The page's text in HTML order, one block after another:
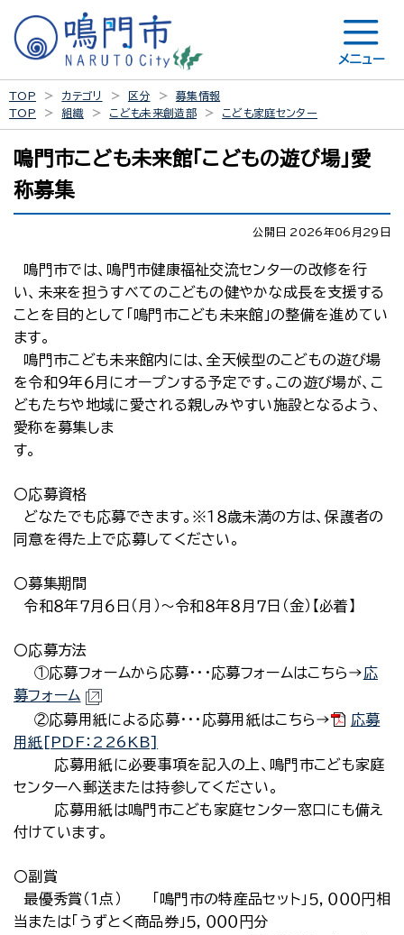
メニュー
TOP カテゴリ 区分
募集情報
TOP
組織 こども未来創造部 こども家庭センター
鳴門市こども未来館「こどもの遊び場」愛
称募集
公開日 2026年06月29日
鳴門市では、鳴門市健康福祉交流センターの改修を行
い、未来を担うすべてのこどもの健やかな成長を支援する
ことを目的として「鳴門市こども未来館」の整備を進めてい
ます。
鳴門市こども未来館内には、全天候型のこどもの遊び場
を令和９年６月にオープンする予定です。この遊び場が、こ
どもたちや地域に愛される親しみやすい施設となるよう、
愛称を募集しま
す。
〇応募資格
どなたでも応募できます。※１８歳未満の方は、保護者の
同意を得た上で応募してください。
〇募集期間
令和８年７月６日（月）～令和８年８月７日（金）【必着】
〇応募方法
①応募フォームから応募・・・応募フォームはこちら→応
募フォーム
②応募用紙による応募・・・応募用紙はこちら→
応募
用紙[PDF：226KB]
応募用紙に必要事項を記入の上、鳴門市こども家庭
センターへ郵送または持参してください。
応募用紙は鳴門市こども家庭センター窓口にも備え
付けています。
〇副賞
最優秀賞（１点） 「鳴門市の特産品セット」５，０００円相
当または「うずとく商品券」５，０００円分